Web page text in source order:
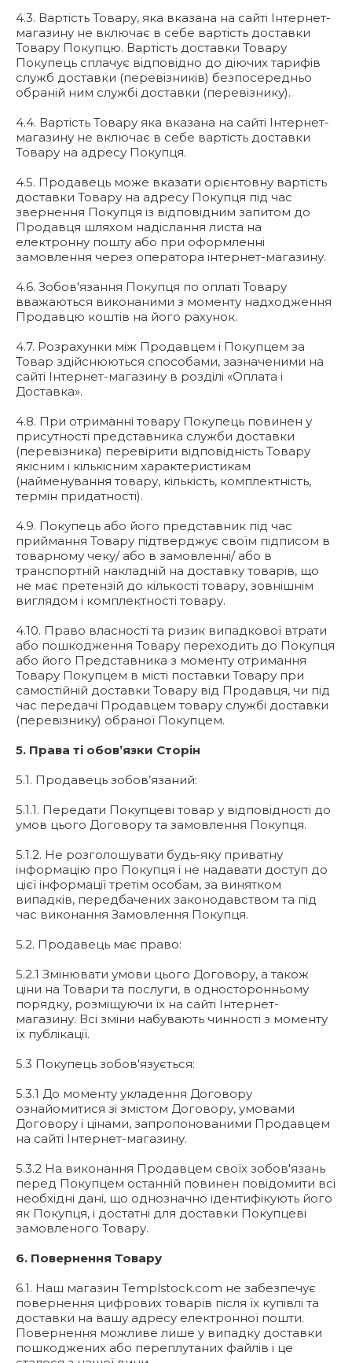
4.3. Вартість Товару, яка вказана на сайті Інтернет-
магазину не включає в себе вартість доставки
Товару Покупцю. Вартість доставки Товару
Покупець сплачує відповідно до діючих тарифів
служб доставки (перевізників) безпосередньо
обраній ним службі доставки (перевізнику).
4.4. Вартість Товару яка вказана на сайті Інтернет-
магазину не включає в себе вартість доставки
Товару на адресу Покупця.
4.5. Продавець може вказати орієнтовну вартість
доставки Товару на адресу Покупця під час
звернення Покупця із відповідним запитом до
Продавця шляхом надіслання листа на
електронну пошту або при оформленні
замовлення через оператора інтернет-магазину.
4.6. Зобов'язання Покупця по оплаті Товару
вважаються виконаними з моменту надходження
Продавцю коштів на його рахунок.
4.7. Розрахунки між Продавцем і Покупцем за
Товар здійснюються способами, зазначеними на
сайті Інтернет-магазину в розділі «Оплата і
Доставка».
4.8. При отриманні товару Покупець повинен у
присутності представника служби доставки
(перевізника) перевірити відповідність Товару
якісним і кількісним характеристикам
(найменування товару, кількість, комплектність,
термін придатності).
4.9. Покупець або його представник під час
приймання Товару підтверджує своїм підписом в
товарному чеку/ або в замовленні/ або в
транспортній накладній на доставку товарів, що
не має претензій до кількості товару, зовнішнім
виглядом і комплектності товару.
4.10. Право власності та ризик випадкової втрати
або пошкодження Товару переходить до Покупця
або його Представника з моменту отримання
Товару Покупцем в місті поставки Товару при
самостійній доставки Товару від Продавця, чи під
час передачі Продавцем товару службі доставки
(перевізнику) обраної Покупцем.
5. Права ті обов’язки Сторін
5.1. Продавець зобов’язаний:
5.1.1. Передати Покупцеві товар у відповідності до
умов цього Договору та замовлення Покупця.
5.1.2. Не розголошувати будь-яку приватну
інформацію про Покупця і не надавати доступ до
цієї інформації третім особам, за винятком
випадків, передбачених законодавством та під
час виконання Замовлення Покупця.
5.2. Продавець має право:
5.2.1 Змінювати умови цього Договору, а також
ціни на Товари та послуги, в односторонньому
порядку, розміщуючи їх на сайті Інтернет-
магазину. Всі зміни набувають чинності з моменту
їх публікації.
5.3 Покупець зобов'язується:
5.3.1 До моменту укладення Договору
ознайомитися зі змістом Договору, умовами
Договору і цінами, запропонованими Продавцем
на сайті Інтернет-магазину.
5.3.2 На виконання Продавцем своїх зобов'язань
перед Покупцем останній повинен повідомити всі
необхідні дані, що однозначно ідентифікують його
як Покупця, і достатні для доставки Покупцеві
замовленого Товару.
6. Повернення Товару
6.1. Наш магазин Templstock.com не забезпечує
повернення цифрових товарів після їх купівлі та
доставки на вашу адресу електронної пошти.
Повернення можливе лише у випадку доставки
пошкоджених або переплутаних файлів і це